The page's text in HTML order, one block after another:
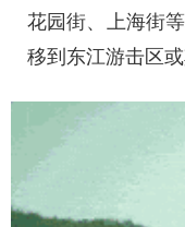
花园街、上海街
移到东江游击区或